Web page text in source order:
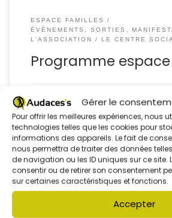
Gérer le
Pour offrir les meilleures expériences, nous
technologies telles que les cookies pour
informations des appareils. Le fait de
nous permettra de traiter des données
de navigation ou les ID uniques sur ce site.
consentir ou de retirer son consentement
sur certaines caractéristiques et fonctions.
Accepter
ESPACE FAMILLES
ÉVÈNEMENTS, SORTIES,
L'ASSOCIATION
LE CENTRE
Programme
Tout au long de l’année, les jeunes
superbe projet de jeu de cartes,
techniquement par Yann Wetta, qui a